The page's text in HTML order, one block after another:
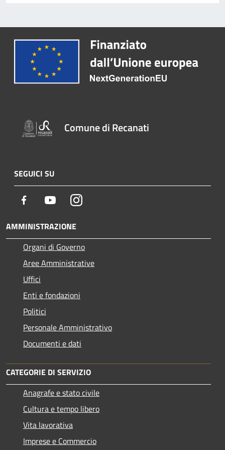
Comune di Recanati
SEGUICI SU
Facebook YoutubeInstagram
AMMINISTRAZIONE
Organi di Governo
Aree Amministrative
Uffici
Enti e fondazioni
Politici
Personale Amministrativo
Documenti e dati
CATEGORIE DI SERVIZIO
Anagrafe e stato civile
Cultura e tempo libero
Vita lavorativa
Imprese e Commercio